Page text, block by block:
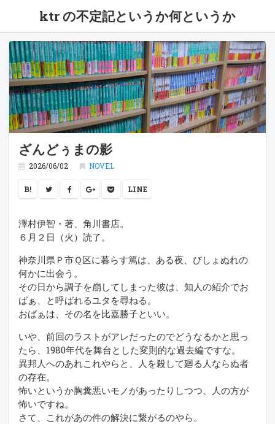
ktr の不定記というか何というか
ざんどぅまの影
2026/06/02 NOVEL
B! LINE
澤村伊智・著、角川書店。
６月２日（火）読了。
神奈川県Ｐ市Ｑ区に暮らす篤は、ある夜、びしょぬれの
何かに出会う。
その日から調子を崩してしまった彼は、知人の紹介でお
ばぁ、と呼ばれるユタを尋ねる。
おばぁは、その名を比嘉勝子といい。
いや、前回のラストがアレだったのでどうなるかと思っ
たら、1980年代を舞台とした変則的な過去編ですな。
異邦人へのあれこれやらと、人を殺して廻る人ならぬ者
の存在。
怖いというか胸糞悪いモノがあったりしつつ、人の方が
怖いですね。
さて、これがあの件の解決に繋がるのやら。